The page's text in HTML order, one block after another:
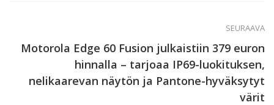
SEURAAVA
Motorola Edge 60 Fusion julkaistiin 379 euron
hinnalla – tarjoaa IP69-luokituksen,
nelikaarevan näytön ja Pantone-hyväksytyt
värit